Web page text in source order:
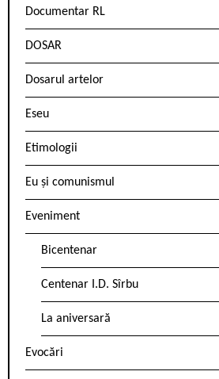
Documentar RL
DOSAR
Dosarul artelor
Eseu
Etimologii
Eu și comunismul
Eveniment
Bicentenar
Centenar I.D. Sîrbu
La aniversară
Evocări